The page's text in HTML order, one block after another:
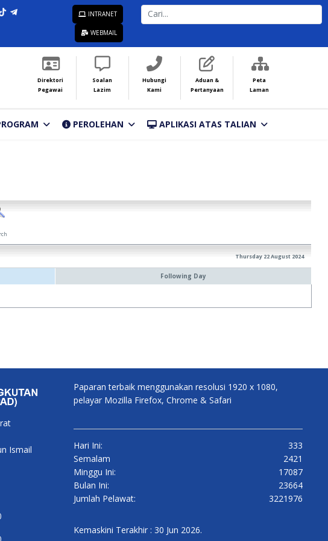
INTRANET
WEBMAIL
CARI...
Direktori
Pegawai
Soalan
Lazim
Hubungi
Kami
Aduan &
Pertanyaan
Peta
Laman
PEROLEHAN APLIKASI ATAS TALIAN
Thursday 22 August 2024
Following Day
Ismail
Paparan terbaik menggunakan resolusi 1920 x 1080,
pelayar Mozilla Firefox, Chrome & Safari
Hari Ini:
333
Semalam
2421
Minggu Ini:
17087
Bulan Ini:
23664
Jumlah Pelawat:
3221976
Kemaskini Terakhir : 30 Jun 2026.